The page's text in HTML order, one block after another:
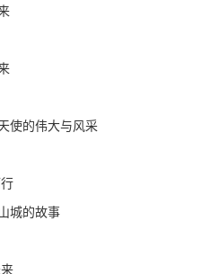
使的伟大与风采
城的故事